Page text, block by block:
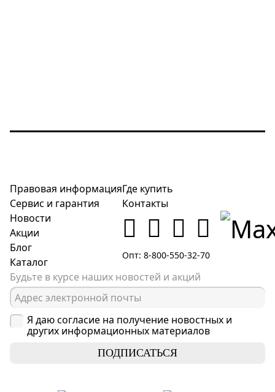
Правовая информация
Сервис и гарантия
Новости
Акции
Блог
Каталог
Где купить
Контакты
Опт: 8-800-550-32-70
Будьте в курсе наших новостей и акций
Я даю согласие на получение новостных и
других информационных материалов
ПОДПИСАТЬСЯ